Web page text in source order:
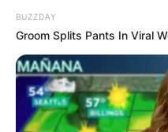
BUZZDAY
Groom Splits Pants In Viral